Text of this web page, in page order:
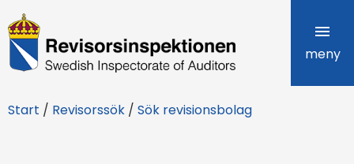
R
e
i
meny
Start / Revisorssök / Sök revisionsbolag